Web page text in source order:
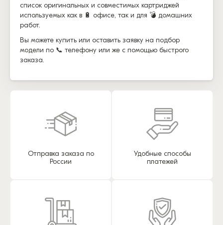
список оригинальных и совместимых картриджей
используемых как в 🔋 офисе, так и для 💣 домашних
работ.
Вы можете купить или оставить заявку на подбор
модели по 📞 телефону или же с помощью быстрого
заказа.
Отправка заказа по
России
Удобные способы
платежей